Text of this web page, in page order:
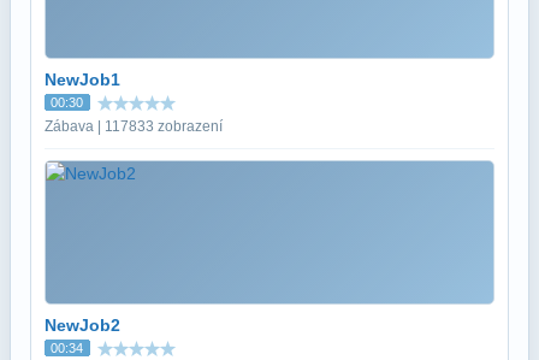
NewJob1
00:30
Zábava | 117833 zobrazení
NewJob2
00:34